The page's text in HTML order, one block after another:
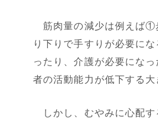
筋肉量の減少は例えば①
り下りで手すりが必要に
ったり、介護が必要にな
者の活動能力が低下する大
しかし、むやみに心配す